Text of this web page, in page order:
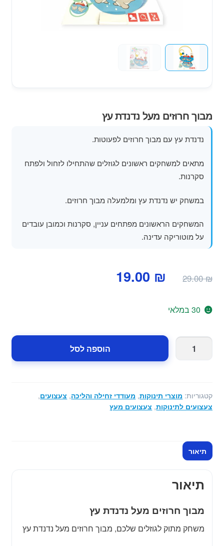
מבוך חרוזים מעל נדנדת עץ
נדנדת עץ עם מבוך חרוזים לפעוטות.
מתאים למשחקים ראשונים לגוזלים שהתחילו לזחול ולפתח
סקרנות.
במשחק יש נדנדת עץ ומלמעלה מבוך חרוזים.
המשחקים הראשונים מפתחים עניין, סקרנות וכמובן עובדים
על מוטוריקה עדינה.
29.00₪
המחיר19.00 ₪
המחיר
30 במלאי
כמות
מעל
נדנדת
הוספה לסל
קטגוריות: מוצרי תינוקות, מעודדי זחילה והליכה, צעצועים,
צעצועים לתינוקות, צעצועים מעץ
תיאור
תיאור
מבוך חרוזים מעל נדנדת עץ
משחק מתוק לגוזלים שלכם, מבוך חרוזים מעל נדנדת עץ